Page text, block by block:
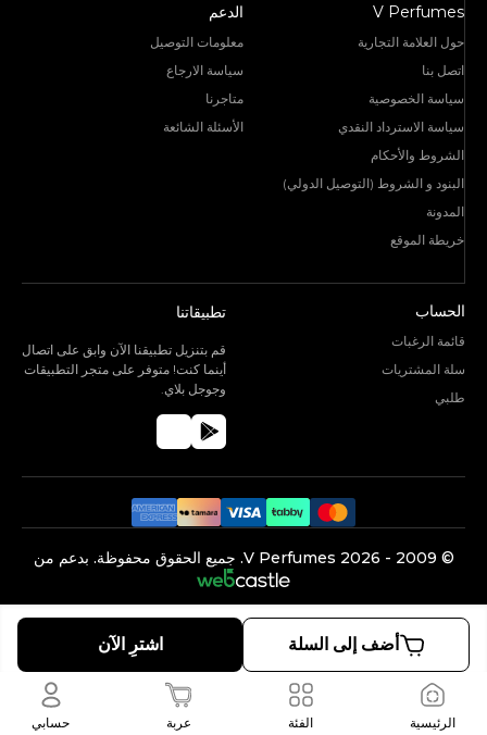
أضف إلى السلة اشترِ الآن
V Perfumes
حول العلامة التجارية
اتصل بنا
سياسة الخصوصية
سياسة الاسترداد النقدي
الشروط والأحكام
البنود و الشروط (التوصيل الدولي)
المدونة
خريطة الموقع
الدعم
معلومات التوصيل
سياسة الارجاع
متاجرنا
الأسئلة الشائعة
الحساب
قائمة الرغبات
سلة المشتريات
طلبي
تطبيقاتنا
قم بتنزيل تطبيقنا الآن وابق على اتصال
أينما كنت! متوفر على متجر التطبيقات
وجوجل بلاي.
©️ 2009 -
2026 جميع الحقوق محفوظة. بدعم من
الرئيسية الفئة عربة حسابي